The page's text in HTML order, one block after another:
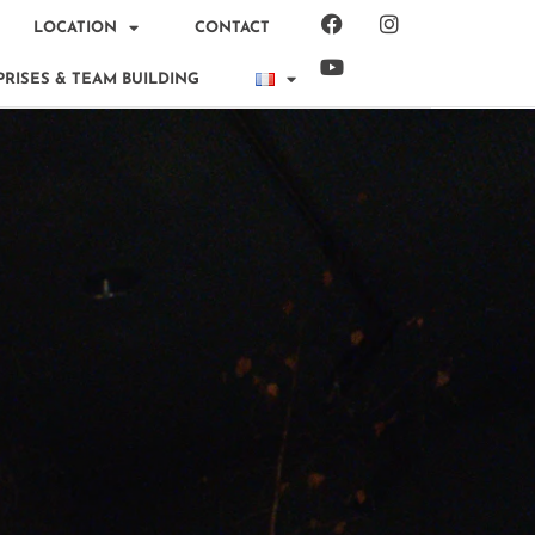
LOCATION CONTACT
& TEAM BUILDING